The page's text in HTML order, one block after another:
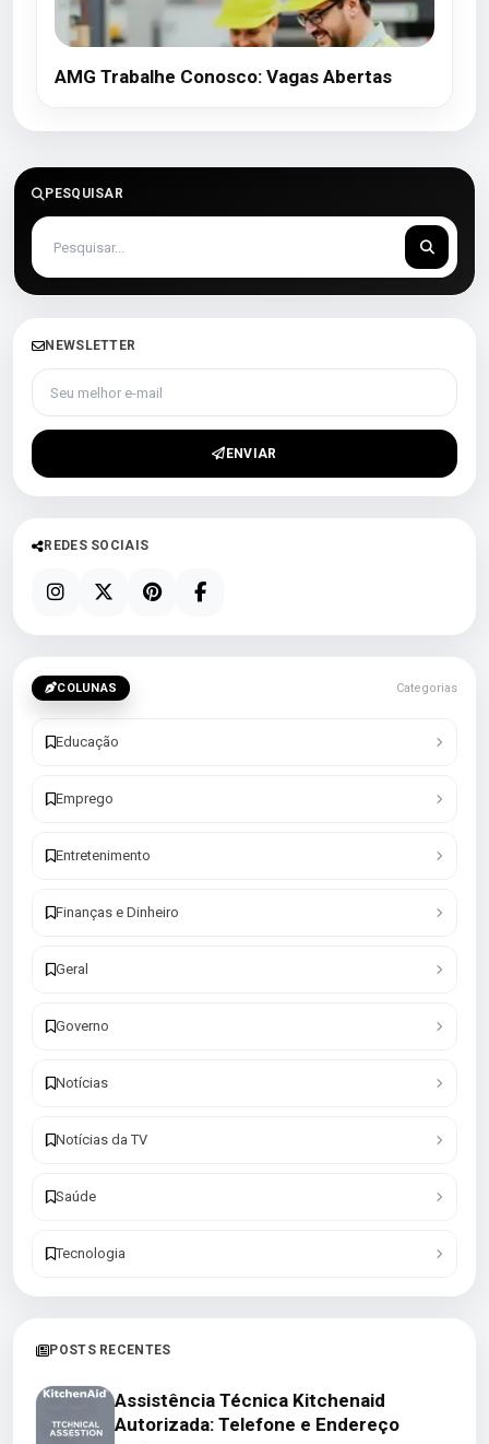
AMG Trabalhe Conosco: Vagas Abertas
PESQUISAR
NEWSLETTER
Seu melhor e-mail
ENVIAR
REDES SOCIAIS
COLUNAS Categorias
Educação
Emprego
Entretenimento
Finanças e Dinheiro
Geral
Governo
Notícias
Notícias da TV
Saúde
Tecnologia
POSTS RECENTES
Assistência Técnica Kitchenaid
Autorizada: Telefone e Endereço